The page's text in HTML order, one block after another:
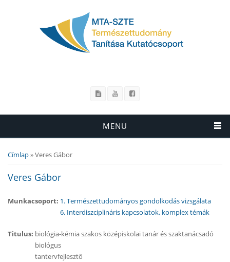
MENU
Jelenlegi hely
Címlap» Veres Gábor
Veres Gábor
Munkacsoport: 1. Természettudományos gondolkodás vizsgálata
6. Interdiszciplináris kapcsolatok, komplex témák
Titulus: biológia-kémia szakos középiskolai tanár és szaktanácsadó
biológus
tantervfejlesztő